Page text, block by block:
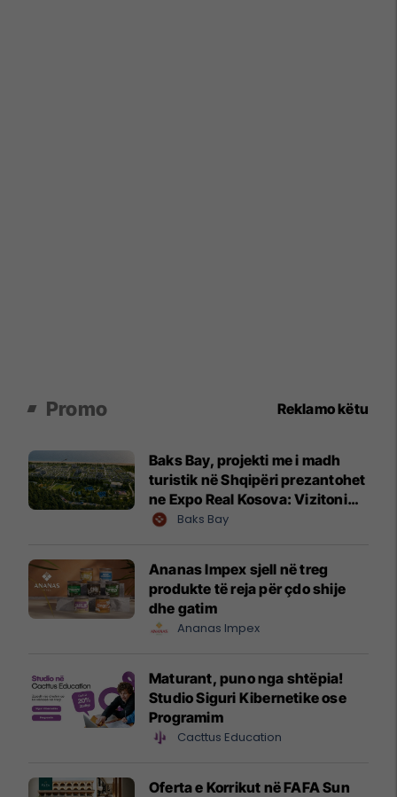
Promo Reklamo këtu
Baks Bay, projekti me i madh
turistik në Shqipëri prezantohet
ne Expo Real Kosova: Vizitoni
shtandin dhe zbuloni
Baks Bay
Ananas Impex sjell në treg
produkte të reja për çdo shije
dhe gatim
Ananas Impex
Maturant, puno nga shtëpia!
Studio Siguri Kibernetike ose
Programim
Cacttus Education
Oferta e Korrikut në FAFA Sun